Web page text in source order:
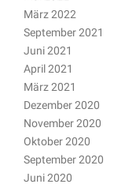
März 2022
September 2021
Juni 2021
April 2021
März 2021
Dezember 2020
November 2020
Oktober 2020
September 2020
Juni 2020